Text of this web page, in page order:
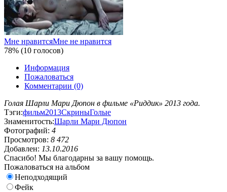
Мне нравитсяМне не нравится
78% (10 голосов)
Информация
Пожаловаться
Комментарии (0)
Голая Шарли Мари Дюпон в фильме «Риддик» 2013 года.
Тэги:фильм2013СкриныГолые
Знаменитость:Шарли Мари Дюпон
Фотографий: 4
Просмотров: 8 472
Добавлен: 13.10.2016
Спасибо! Мы благодарны за вашу помощь.
Пожаловаться на альбом
Неподходящий
Фейк